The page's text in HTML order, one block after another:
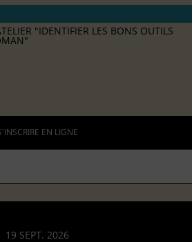
"IDENTIFIER LES BONS OUTILS
EN LIGNE
19 SEPT. 2026